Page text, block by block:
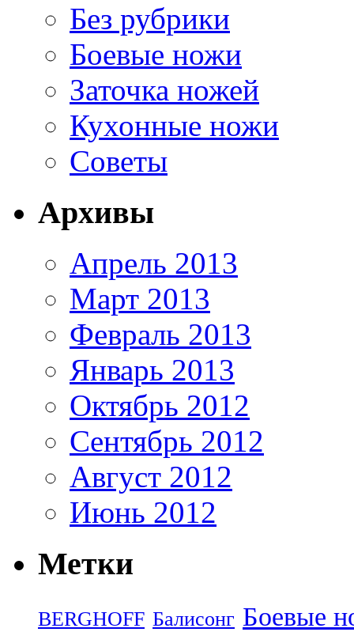
Без рубрики
Боевые ножи
Заточка ножей
Кухонные ножи
Советы
Архивы
Апрель 2013
Март 2013
Февраль 2013
Январь 2013
Октябрь 2012
Сентябрь 2012
Август 2012
Июнь 2012
Метки
BERGHOFF Балисонг Боевые